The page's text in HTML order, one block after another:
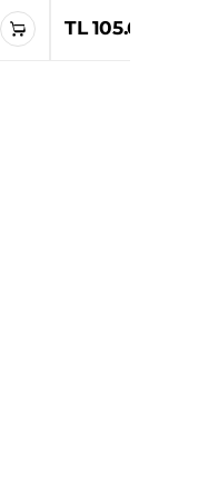
TL 105.60